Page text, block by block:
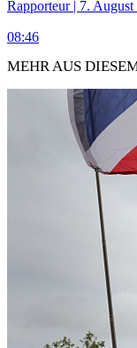
Rapporteur | 7. August
08:46
MEHR AUS